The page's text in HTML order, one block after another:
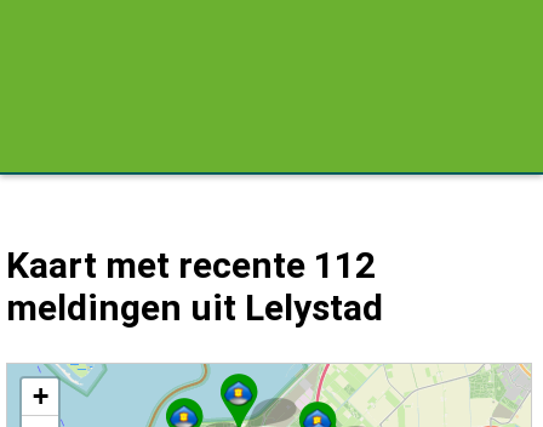
Kaart met recente 112
meldingen uit Lelystad
Kaart Lelystad met de meest recente 112 meldingen.
+